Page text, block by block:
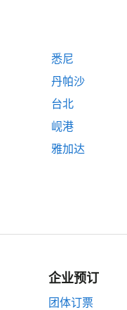
悉尼
丹帕沙
台北
岘港
雅加达
企业预订
团体订票